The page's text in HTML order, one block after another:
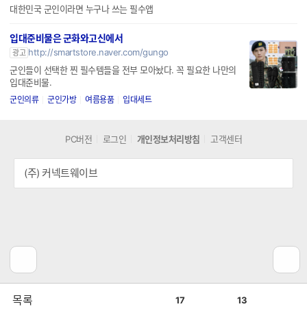
대한민국 군인이라면 누구나 쓰는 필수앱
입대준비물은 군화와고신에서
광고 http://smartstore.naver.com/gungo
군인들이 선택한 찐 필수템들을 전부 모아놨다. 꼭 필요한 나만의
입대준비물.
군인의류 군인가방 여름용품 입대세트
PC버전 로그인 개인정보처리방침 고객센터
(주) 커넥트웨이브
목록 17 13